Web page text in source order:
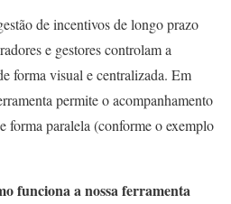
de incentivos de longo prazo
e gestores controlam a
forma visual e centralizada. Em
permite o acompanhamento
forma paralela (conforme o exemplo
funciona a nossa ferramenta